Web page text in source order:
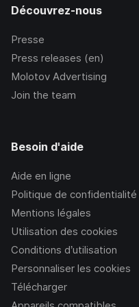
Découvrez-nous
Presse
Press releases (en)
Molotov Advertising
Join the team
Besoin d'aide
Aide en ligne
Politique de confidentialité
Mentions légales
Utilisation des cookies
Conditions d’utilisation
Personnaliser les cookies
Télécharger